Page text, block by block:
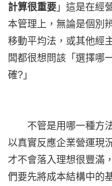
計算很重要 」這是在經
本管理上，無論是個別
移動平均法，或其他經
闆都很想問該「選擇哪
確?」
不管是用哪一種方法
以真實反應企業營運現
才不會落入理想很豐滿
們要先將成本結構中的